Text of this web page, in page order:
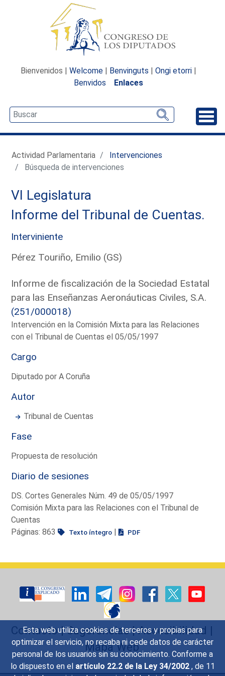
Esta web utiliza cookies de terceros y propias para
optimizar el servicio, no recaba ni cede datos de carácter
personal de los usuarios sin su conocimiento. Conforme a
lo dispuesto en el artículo 22.2 de la Ley 34/2002 , de 11
Bienvenidos | Welcome | Benvinguts | Ongi etorri |
Benvidos
Enlaces
Actividad Parlamentaria
Intervenciones
Búsqueda de intervenciones
VI Legislatura
Informe del Tribunal de Cuentas.
Interviniente
Pérez Touriño, Emilio (GS)
Informe de fiscalización de la Sociedad Estatal
para las Enseñanzas Aeronáuticas Civiles, S.A.
(251/000018)
Intervención en la Comisión Mixta para las Relaciones
con el Tribunal de Cuentas el 05/05/1997
Cargo
Diputado por A Coruña
Autor
Tribunal de Cuentas
Fase
Propuesta de resolución
Diario de sesiones
DS. Cortes Generales Núm. 49 de 05/05/1997
Comisión Mixta para las Relaciones con el Tribunal de
Cuentas
Páginas: 863
Texto íntegro | PDF
Contacto|Sugerencias|Accesibilidad |
Mapa Web